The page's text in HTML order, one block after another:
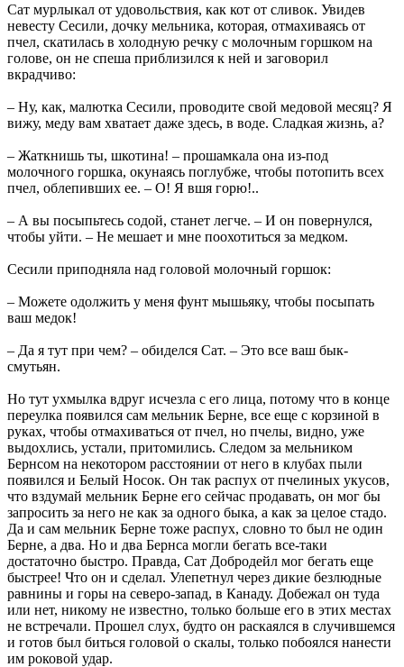
Сат мурлыкал от удовольствия, как кот от сливок. Увидев
невесту Сесили, дочку мельника, которая, отмахиваясь от
пчел, скатилась в холодную речку с молочным горшком на
голове, он не спеша приблизился к ней и заговорил
вкрадчиво:
– Ну, как, малютка Сесили, проводите свой медовой месяц? Я
вижу, меду вам хватает даже здесь, в воде. Сладкая жизнь, а?
– Жаткнишь ты, шкотина! – прошамкала она из-под
молочного горшка, окунаясь поглубже, чтобы потопить всех
пчел, облепивших ее. – О! Я вшя горю!..
– А вы посыпьтесь содой, станет легче. – И он повернулся,
чтобы уйти. – Не мешает и мне поохотиться за медком.
Сесили приподняла над головой молочный горшок:
– Можете одолжить у меня фунт мышьяку, чтобы посыпать
ваш медок!
– Да я тут при чем? – обиделся Сат. – Это все ваш бык-
смутьян.
Но тут ухмылка вдруг исчезла с его лица, потому что в конце
переулка появился сам мельник Берне, все еще с корзиной в
руках, чтобы отмахиваться от пчел, но пчелы, видно, уже
выдохлись, устали, притомились. Следом за мельником
Бернсом на некотором расстоянии от него в клубах пыли
появился и Белый Носок. Он так распух от пчелиных укусов,
что вздумай мельник Берне его сейчас продавать, он мог бы
запросить за него не как за одного быка, а как за целое стадо.
Да и сам мельник Берне тоже распух, словно то был не один
Берне, а два. Но и два Бернса могли бегать все-таки
достаточно быстро. Правда, Сат Добродейл мог бегать еще
быстрее! Что он и сделал. Улепетнул через дикие безлюдные
равнины и горы на северо-запад, в Канаду. Добежал он туда
или нет, никому не известно, только больше его в этих местах
не встречали. Прошел слух, будто он раскаялся в случившемся
и готов был биться головой о скалы, только побоялся нанести
им роковой удар.